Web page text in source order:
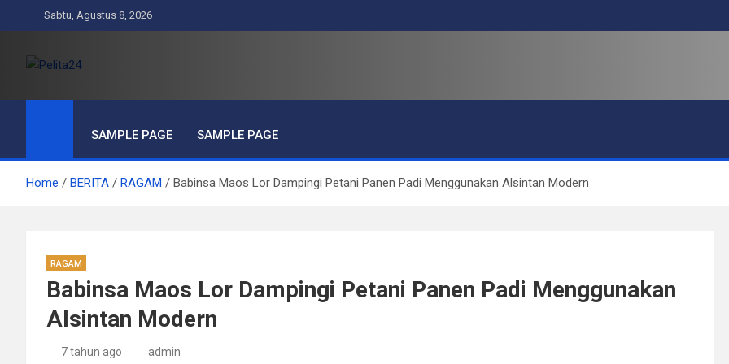
to
Sabtu, Agustus 8, 2026
Pelita24
SAMPLE PAGE SAMPLE PAGE
Home BERITA RAGAM Babinsa Maos Lor Dampingi Petani Panen Padi Menggunakan Alsintan Modern
RAGAM
Babinsa Maos Lor Dampingi Petani Panen Padi Menggunakan
Alsintan Modern
7 tahun ago admin